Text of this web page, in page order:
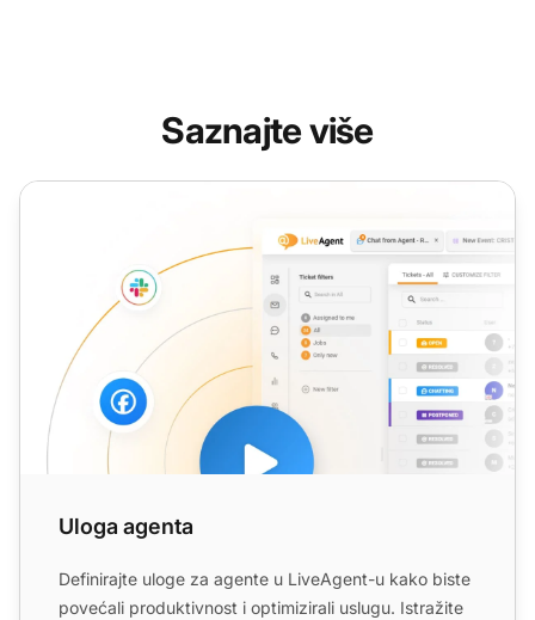
Saznajte više
Uloga agenta
Uloga agenta
Definirajte uloge za agente u LiveAgent-u kako biste
povećali produktivnost i optimizirali uslugu. Istražite